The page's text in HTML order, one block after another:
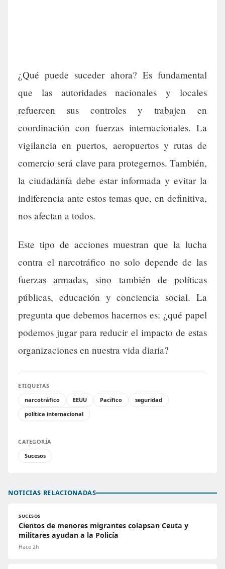
¿Qué puede suceder ahora? Es fundamental
que las autoridades nacionales y locales
refuercen sus controles y trabajen en
coordinación con fuerzas internacionales. La
vigilancia en puertos, aeropuertos y rutas de
comercio será clave para protegernos. También,
la ciudadanía debe estar informada y evitar la
indiferencia ante estos temas que, en definitiva,
nos afectan a todos.
Este tipo de acciones muestran que la lucha
contra el narcotráfico no solo depende de las
fuerzas armadas, sino también de políticas
públicas, educación y conciencia social. La
pregunta que debemos hacernos es: ¿qué papel
podemos jugar para reducir el impacto de estas
organizaciones en nuestra vida diaria?
ETIQUETAS
narcotráfico
EEUU Pacífico
seguridad
política internacional
CATEGORÍA
Sucesos
NOTICIAS RELACIONADAS
SUCESOS
Cientos de menores migrantes colapsan Ceuta y
militares ayudan a la Policía
Hace 2h